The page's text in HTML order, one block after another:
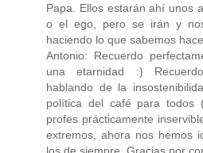
Papa. Ellos estarán ahí unos
o el ego, pero se irán y
haciendo lo que sabemos
Antonio: Recuerdo
una etarnidad :)
hablando de la
política del café para todos
profes prácticamente
extremos, ahora nos hemos